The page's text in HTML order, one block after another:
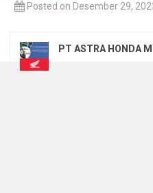
Posted on Desember 29,
PT ASTRA HONDA